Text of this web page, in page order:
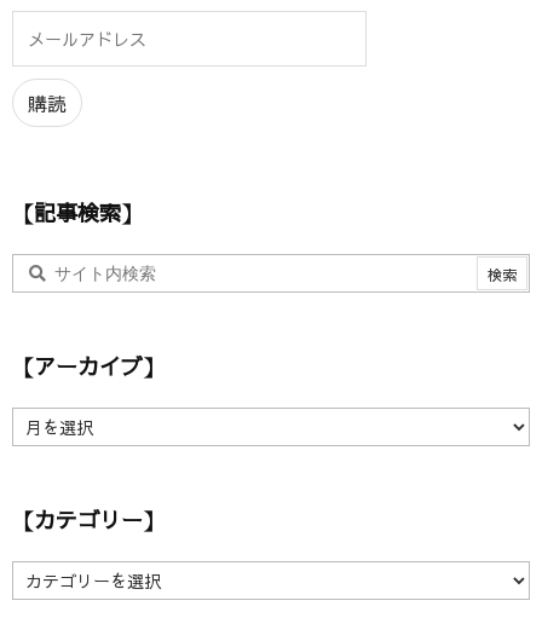
ル
ア
ド
購読
【記事検索】
【アーカイブ】
ア
イ
】
【カテゴリー】
【
カ